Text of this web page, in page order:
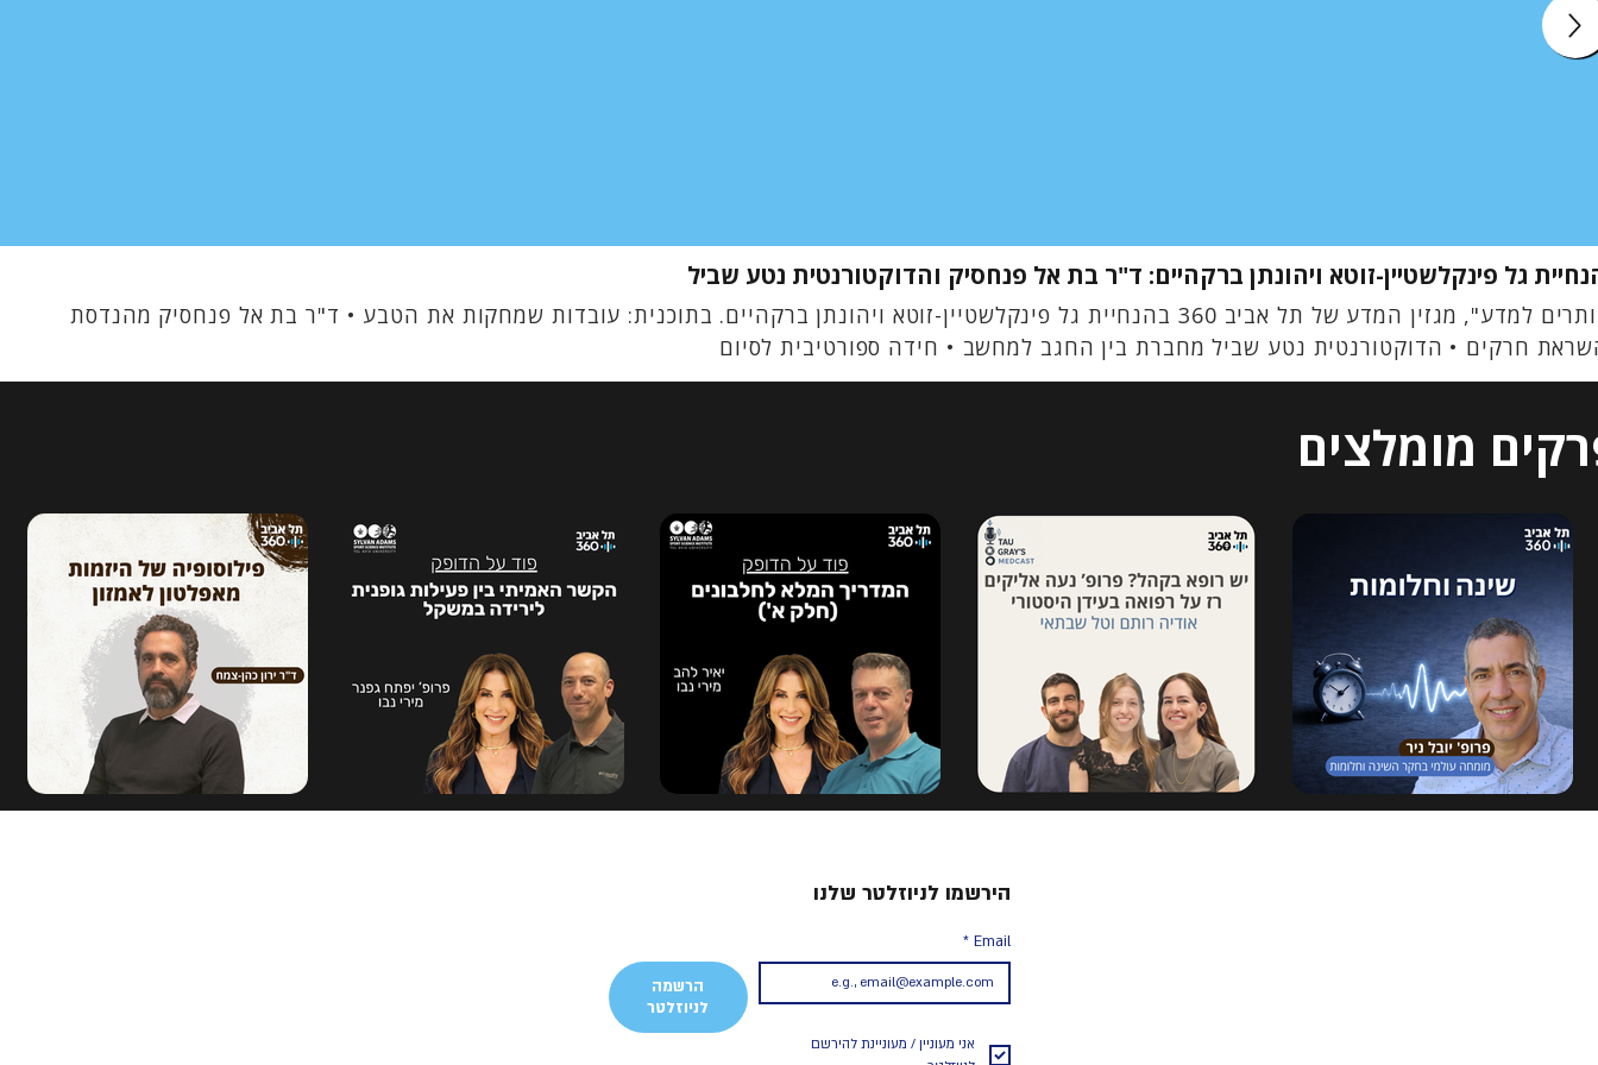
גל פינקלשטיין-זוטא ויהונתן ברקהיים: ד"ר בת אל פנחסיק והדוקטורנטית נטע שביל
"חותרים למדע", מגזין המדע של תל אביב 360 בהנחיית גל פינקלשטיין-זוטא ויהונתן ברקהיים. בתוכנית: עובדות שמחקות את הטבע • ד"ר בת אל פנחסיק מהנדסת
חרקים • הדוקטורנטית נטע שביל מחברת בין החגב למחשב • חידה ספורטיבית לסיום
מומלצים
הירשמו לניוזלטר שלנו
Email
*
הרשמה
לניוזלטר